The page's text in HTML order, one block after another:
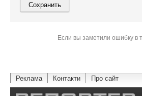
Если вы заметили ошибку в
Реклама Контакти Про сайт